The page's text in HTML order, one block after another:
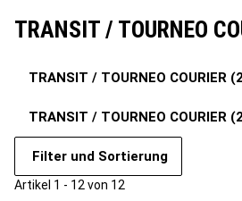
TRANSIT / TOURNEO
TRANSIT / TOURNEO COURIER
TRANSIT / TOURNEO COURIER
Filter und Sortierung
Artikel 1 - 12 von 12